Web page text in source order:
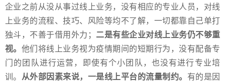
企业之前从没从事过线上业务，没有相应的专业人员，对线
上业务的流程、技巧、风险等均不了解，一切都靠自己单打
独斗，不善于借用外力； 二是有些企业对线上业务仍不够重
视。 他们将线上业务视为疫情期间的短期行为，没有配备专
门的团队进行运营，即使有个小团队，也没有进行专业培
训。 从外部因素来说，一是线上平台的流量制约。 有的是因